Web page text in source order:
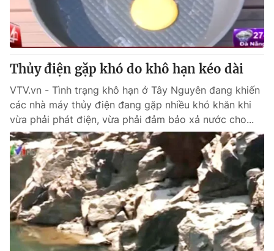
Thủy điện gặp khó do khô hạn kéo dài
VTV.vn - Tình trạng khô hạn ở Tây Nguyên đang khiến
các nhà máy thủy điện đang gặp nhiều khó khăn khi
vừa phải phát điện, vừa phải đảm bảo xả nước cho...